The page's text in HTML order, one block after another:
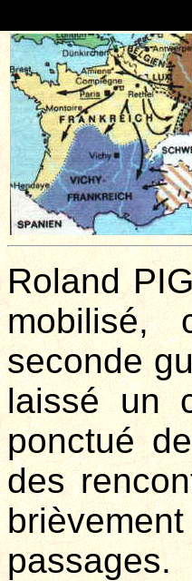
Roland
mobilisé,
seconde
laissé un
ponctué
des
passages.